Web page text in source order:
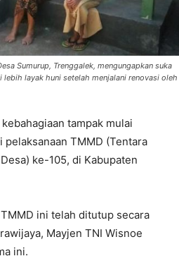
Sumurup, Trenggalek, mengungapkan suka
lebih layak huni setelah menjalani renovasi oleh
tampak mulai
TMMD (Tentara
ke-105, di Kabupaten
ini telah ditutup secara
Mayjen TNI Wisnoe
ini.